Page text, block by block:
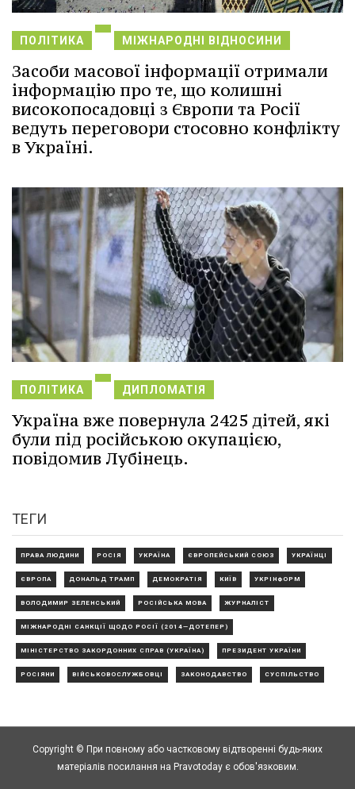
ПОЛІТИКА МІЖНАРОДНІ ВІДНОСИНИ
Засоби масової інформації отримали
інформацію про те, що колишні
високопосадовці з Європи та Росії
ведуть переговори стосовно конфлікту
в Україні.
ПОЛІТИКА ДИПЛОМАТІЯ
Україна вже повернула 2425 дітей, які
були під російською окупацією,
повідомив Лубінець.
ТЕГИ
ПРАВА ЛЮДИНИ РОСІЯ УКРАЇНА ЄВРОПЕЙСЬКИЙ СОЮЗ УКРАЇНЦІ
ЄВРОПА ДОНАЛЬД ТРАМП ДЕМОКРАТІЯ КИЇВ УКРІНФОРМ
ВОЛОДИМИР ЗЕЛЕНСЬКИЙ РОСІЙСЬКА МОВА ЖУРНАЛІСТ
МІЖНАРОДНІ САНКЦІЇ ЩОДО РОСІЇ (2014—ДОТЕПЕР)
МІНІСТЕРСТВО ЗАКОРДОННИХ СПРАВ (УКРАЇНА) ПРЕЗИДЕНТ УКРАЇНИ
РОСІЯНИ ВІЙСЬКОВОСЛУЖБОВЦІ ЗАКОНОДАВСТВО СУСПІЛЬСТВО
Copyright © При повному або частковому відтворенні будь-яких
матеріалів посилання на Pravotoday є обов'язковим.